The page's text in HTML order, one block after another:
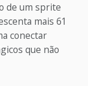
de um sprite
mais 61
conectar
que não